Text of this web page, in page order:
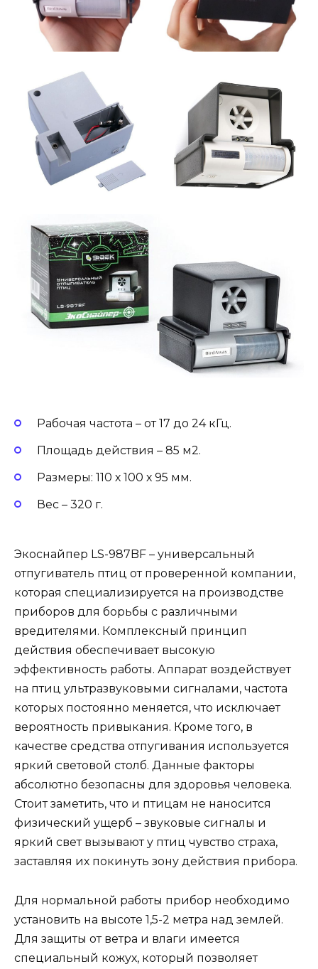
Рабочая частота – от 17 до 24 кГц.
Площадь действия – 85 м2.
Размеры: 110 х 100 х 95 мм.
Вес – 320 г.
Экоснайпер LS-987BF – универсальный
отпугиватель птиц от проверенной компании,
которая специализируется на производстве
приборов для борьбы с различными
вредителями. Комплексный принцип
действия обеспечивает высокую
эффективность работы. Аппарат воздействует
на птиц ультразвуковыми сигналами, частота
которых постоянно меняется, что исключает
вероятность привыкания. Кроме того, в
качестве средства отпугивания используется
яркий световой столб. Данные факторы
абсолютно безопасны для здоровья человека.
Стоит заметить, что и птицам не наносится
физический ущерб – звуковые сигналы и
яркий свет вызывают у птиц чувство страха,
заставляя их покинуть зону действия прибора.
Для нормальной работы прибор необходимо
установить на высоте 1,5-2 метра над землей.
Для защиты от ветра и влаги имеется
специальный кожух, который позволяет